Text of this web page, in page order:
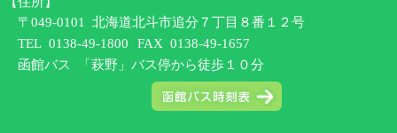
〒049-0101 北海道北斗市追分７丁目８番１２号
TEL 0138-49-1800
FAX 0138-49-1657
函館バス 「萩野」バス停から徒歩１０分